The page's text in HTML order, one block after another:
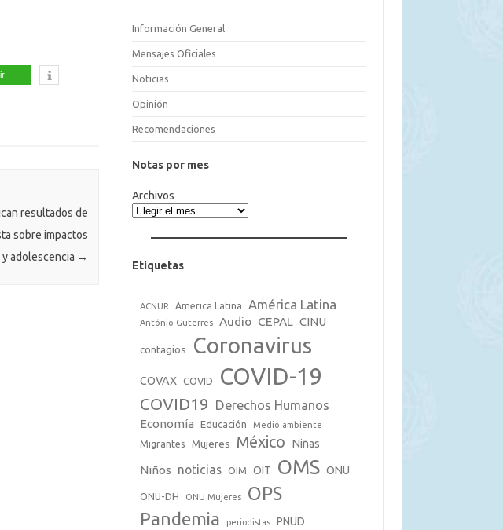
resultados de
sobre impactos
adolescencia →
Información General
Mensajes Oficiales
Noticias
Opinión
Recomendaciones
Notas por mes
Archivos
Etiquetas
ACNUR America Latina América Latina
António Guterres Audio CEPAL CINU
contagios Coronavirus
COVAX COVID COVID-19
COVID19 Derechos Humanos
Economía Educación Medio ambiente
Migrantes Mujeres México Niñas
Niños noticias OIM OIT OMS ONU
ONU-DH ONU Mujeres OPS
Pandemia periodistas PNUD